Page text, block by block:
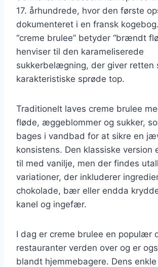
17. århundrede, hvor den første
dokumenteret i en fransk
“creme brulee” betyder “brændt
henviser til den karameliserede
sukkerbelægning, der giver retten
karakteristiske sprøde top.
Traditionelt laves creme brulee
fløde, æggeblommer og sukker,
bages i vandbad for at sikre en
konsistens. Den klassiske version
til med vanilje, men der findes
variationer, der inkluderer
chokolade, bær eller endda
kanel og ingefær.
I dag er creme brulee en populær
restauranter verden over og er
blandt hjemmebagere. Dens